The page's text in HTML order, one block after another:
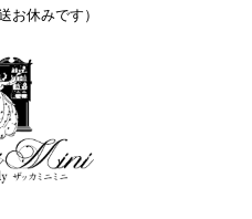
お休みです）